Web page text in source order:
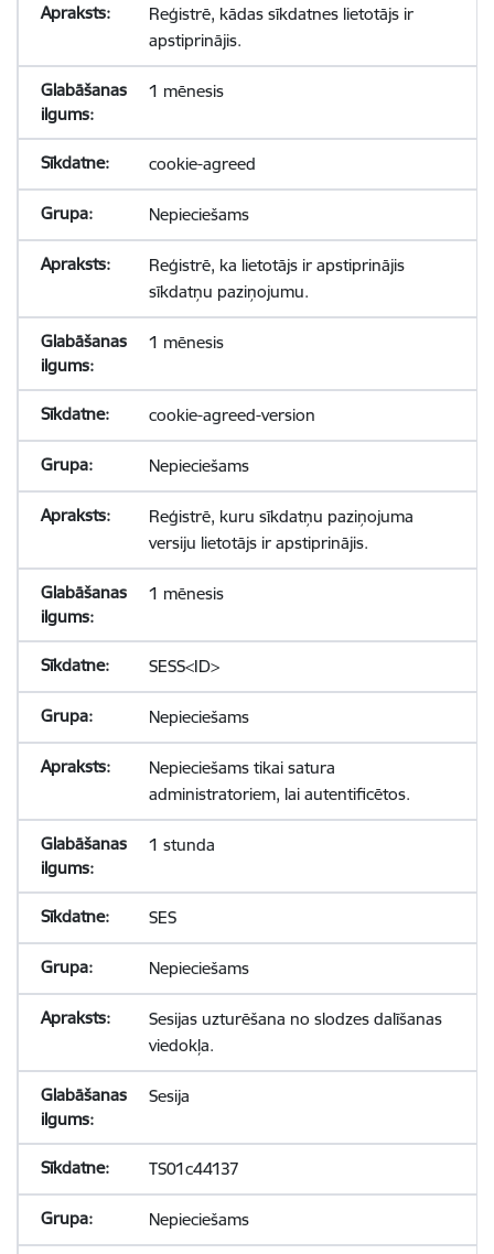
Reģistrē, kādas sīkdatnes lietotājs ir
apstiprinājis.
1 mēnesis
cookie-agreed
Nepieciešams
Reģistrē, ka lietotājs ir apstiprinājis
sīkdatņu paziņojumu.
1 mēnesis
cookie-agreed-version
Nepieciešams
Reģistrē, kuru sīkdatņu paziņojuma
versiju lietotājs ir apstiprinājis.
1 mēnesis
SESS<ID>
Nepieciešams
Nepieciešams tikai satura
administratoriem, lai autentificētos.
1 stunda
SES
Nepieciešams
Sesijas uzturēšana no slodzes dalīšanas
viedokļa.
Sesija
TS01c44137
Nepieciešams